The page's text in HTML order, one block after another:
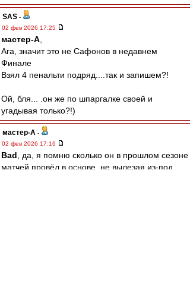
SAS -
02 фев 2026 17:25
мастер-А
Ага, значит это не Сафонов в недавнем
Финале
Взял 4 пенальти подряд....так и запишем?!
Ой, бля... .он же по шпаргалке своей и
угадывая только?!)
мастер-А -
02 фев 2026 17:16
Bad , да, я помню сколько он в прошлом сезоне
матчей провёл в основе, не вылезая из-под